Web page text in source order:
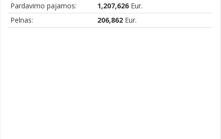
Pardavimo pajamos: 1,207,626 Eur.
Pelnas:
206,862 Eur.